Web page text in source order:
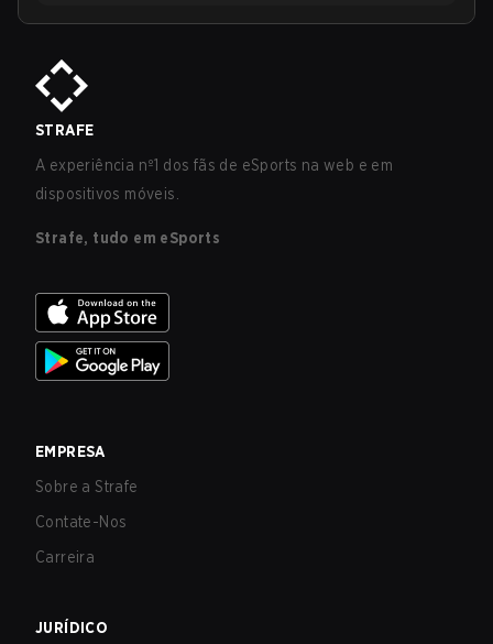
STRAFE
A experiência nº1 dos fãs de eSports na web e em
dispositivos móveis.
Strafe, tudo em eSports
EMPRESA
Sobre a Strafe
Contate-Nos
Carreira
JURÍDICO